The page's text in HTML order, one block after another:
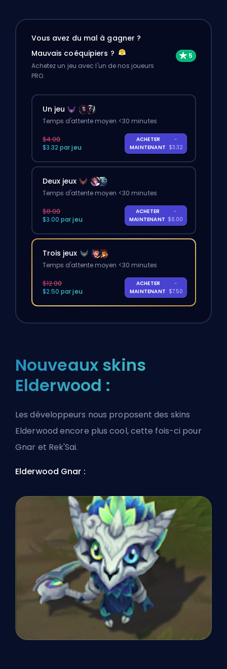
Vous avez du mal à gagner ?
Mauvais coéquipiers ?
Achetez un jeu avec l'un de nos joueurs
PRO.
Un jeu
Temps d'attente moyen <30 minutes
$4.00
$3.32 par jeu
ACHETER
MAINTENANT
-
$3.32
Deux jeux
Temps d'attente moyen <30 minutes
$8.00
$3.00 par jeu
ACHETER
MAINTENANT
-
$6.00
Trois jeux
Temps d'attente moyen <30 minutes
$12.00
$2.50 par jeu
ACHETER
MAINTENANT
-
$7.50
Nouveaux skins
Elderwood :
Les développeurs nous proposent des skins
Elderwood encore plus cool, cette fois-ci pour
Gnar et Rek'Sai.
Elderwood Gnar :